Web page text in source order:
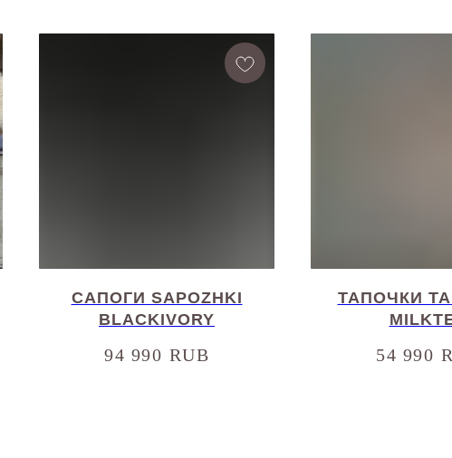
САПОГИ SAPOZHKI
BLACKIVORY
94 990 RUB
ТАПОЧКИ
54 990